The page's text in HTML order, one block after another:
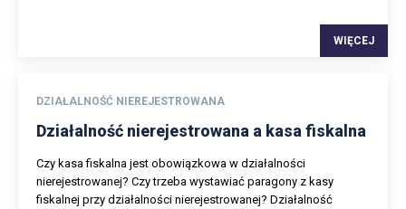
WIĘCEJ
DZIAŁALNOŚĆ NIEREJESTROWANA
Działalność nierejestrowana a kasa fiskalna
Czy kasa fiskalna jest obowiązkowa w działalności
nierejestrowanej? Czy trzeba wystawiać paragony z kasy
fiskalnej przy działalności nierejestrowanej? Działalność